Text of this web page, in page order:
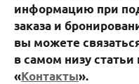
информацию при
заказа и
вы можете
в самом низу
«Контакты».